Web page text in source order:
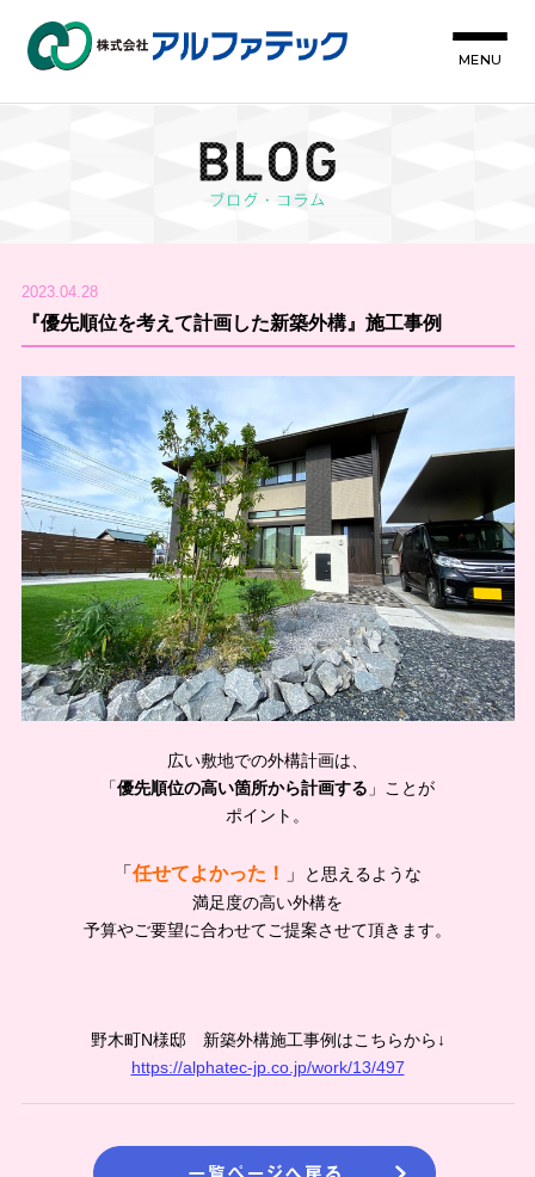
MENU
2023.04.28
『優先順位を考えて計画した新築外構』施工事例
広い敷地での外構計画は、
「優先順位の高い箇所から計画する 」ことが
ポイント。
「 任せてよかった！ 」
と思えるような
満足度の高い外構を
予算やご要望に合わせてご提案させて頂きます。
野木町N様邸 新築外構施工事例はこちらから↓
https://alphatec-jp.co.jp/work/13/497